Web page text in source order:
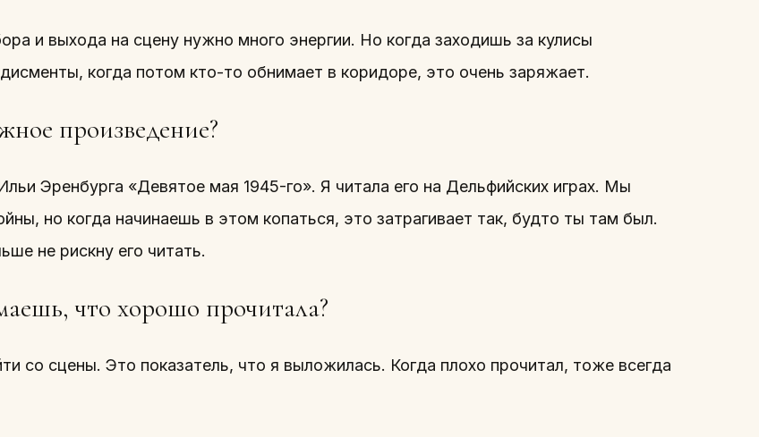
и выхода на сцену нужно много энергии. Но когда заходишь за кулисы
когда потом кто-то обнимает в коридоре, это очень заряжает.
произведение?
Эренбурга «Девятое мая 1945-го». Я читала его на Дельфийских играх. Мы
но когда начинаешь в этом копаться, это затрагивает так, будто ты там был.
не рискну его читать.
что хорошо прочитала?
со сцены. Это показатель, что я выложилась. Когда плохо прочитал, тоже всегда